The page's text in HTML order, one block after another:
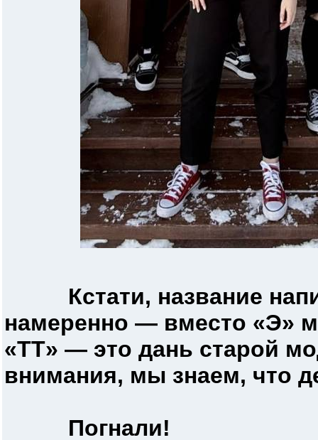
Кстати, название
намеренно — вместо «Э»
«ТТ» — это дань старой
внимания, мы знаем, что
Погнали!